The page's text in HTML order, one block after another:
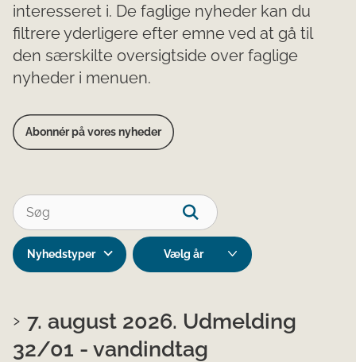
interesseret i. De faglige nyheder kan du
filtrere yderligere efter emne ved at gå til
den særskilte oversigtside over faglige
nyheder i menuen.
Abonnér på vores nyheder
Nyhedstyper
7. august 2026. Udmelding
32/01 - vandindtag